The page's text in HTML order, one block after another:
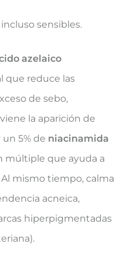
sensibles.
azelaico
que reduce las
de sebo,
la aparición de
5% de niacinamida
múltiple que ayuda a
mismo tiempo, calma
acneica,
hiperpigmentadas